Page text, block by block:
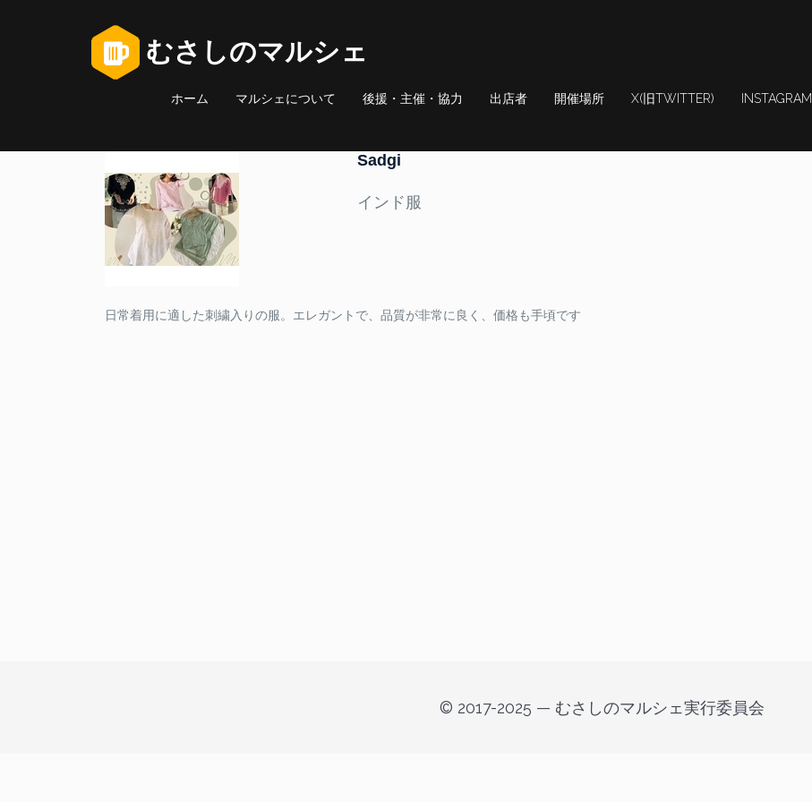
むさしのマルシェ
ホーム マルシェについて 後援・主催・協力 出店者 開催場所 X(旧TWITTER) INSTAGRAM
Sadgi
インド服
日常着用に適した刺繍入りの服。エレガントで、品質が非常に良く、価格も手頃です
© 2017-2025 — むさしのマルシェ実行委員会